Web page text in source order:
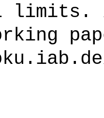
limits. /